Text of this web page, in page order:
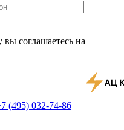
соглашаетесь на
(495) 032-74-86